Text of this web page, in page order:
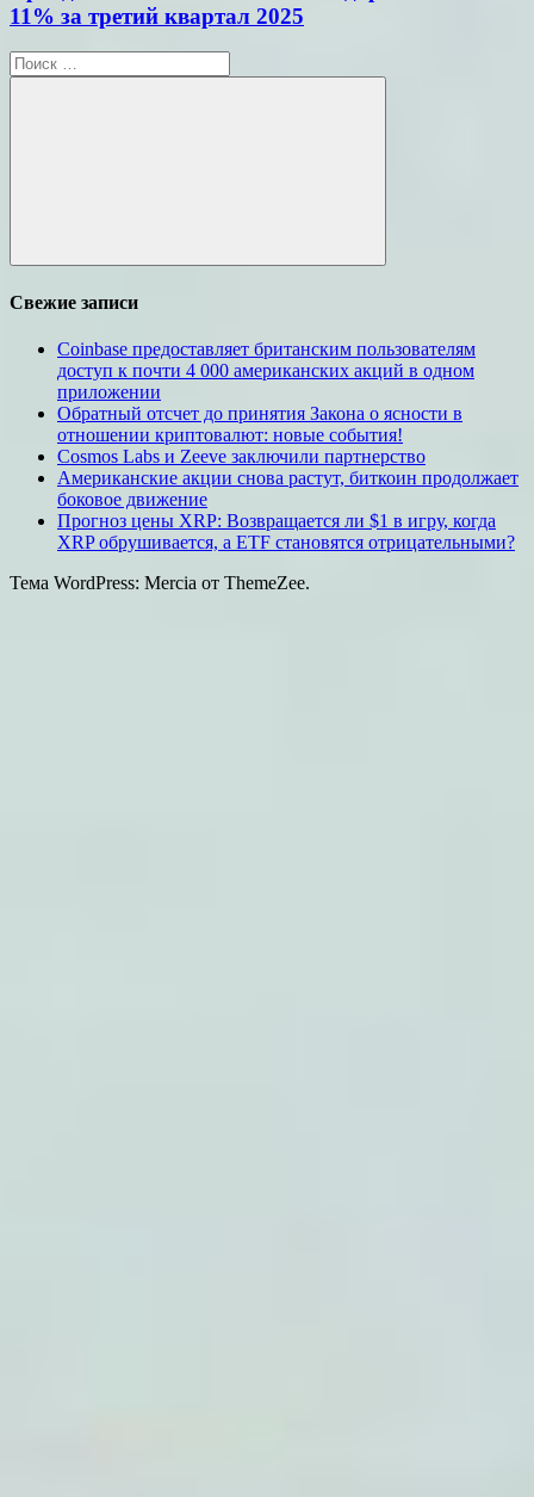
11% за третий квартал 2025
Поиск
для:
Поиск
Свежие записи
Coinbase предоставляет британским пользователям
доступ к почти 4 000 американских акций в одном
приложении
Обратный отсчет до принятия Закона о ясности в
отношении криптовалют: новые события!
Cosmos Labs и Zeeve заключили партнерство
Американские акции снова растут, биткоин продолжает
боковое движение
Прогноз цены XRP: Возвращается ли $1 в игру, когда
XRP обрушивается, а ETF становятся отрицательными?
Тема WordPress: Mercia от ThemeZee.